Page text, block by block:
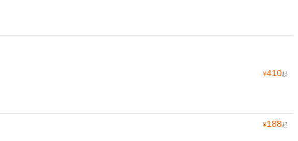
¥410起
¥188起